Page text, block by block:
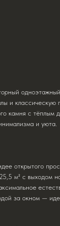
и
камня с тёплым
и уюта.
открытого
м² с выходом
за окном —